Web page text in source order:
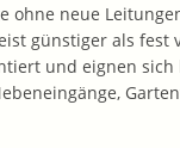
ohne neue
günstiger als fest
und eignen